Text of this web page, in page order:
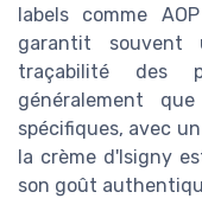
labels comme
garantit souvent
traçabilité des
généralement
spécifiques, avec
la crème d'Isigny
son goût